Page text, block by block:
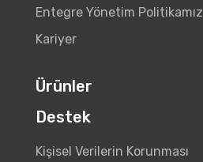
Entegre Yönetim Politikamız
Kariyer
Ürünler
Destek
Kişisel Verilerin Korunması